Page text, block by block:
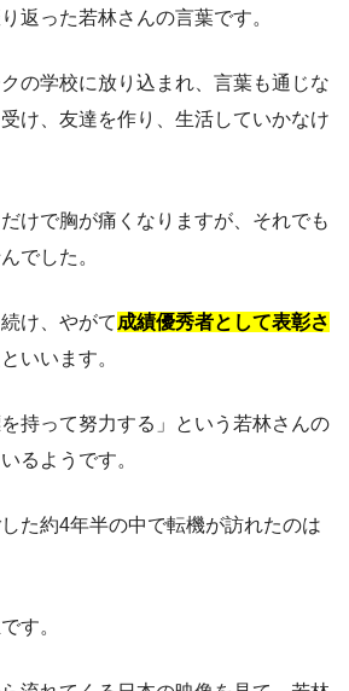
返った若林さんの言葉です。
の学校に放り込まれ、言葉も通じな
け、友達を作り、生活していかなけ
けで胸が痛くなりますが、それでも
でした。
け、やがて成績優秀者として表彰さ
いいます。
持って努力する」という若林さんの
るようです。
た約4年半の中で転機が訪れたのは
す。